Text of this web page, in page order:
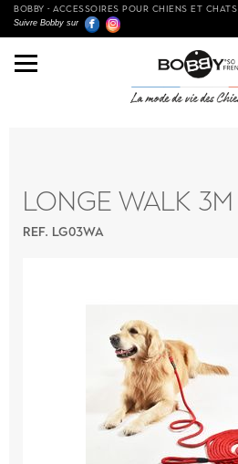
BOBBY - ACCESSOIRES POUR CHIENS ET CHATS
Suivre Bobby sur
LONGE WALK 3M
REF. LG03WA